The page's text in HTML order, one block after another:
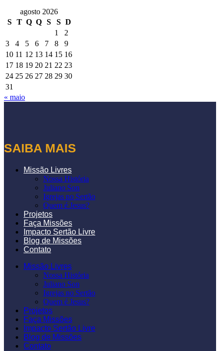
agosto 2026
S
T Q Q S S D
1
2
3
4 5 6 7 8
9
10 11 12 13 14 15 16
17 18 19 20 21 22 23
24 25 26 27 28 29 30
31
« maio
SAIBA MAIS
Missão Livres
Nossa História
Juliano Son
Igrejas no Sertão
Quem é Jesus?
Projetos
Faça Missões
Impacto Sertão Livre
Blog de Missões
Contato
Missão Livres
Nossa História
Juliano Son
Igrejas no Sertão
Quem é Jesus?
Projetos
Faça Missões
Impacto Sertão Livre
Blog de Missões
Contato